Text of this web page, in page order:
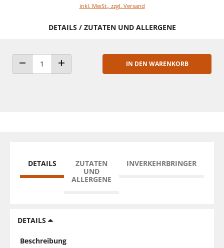
inkl. MwSt., zzgl. Versand
DETAILS / ZUTATEN UND ALLERGENE
ANZAHL VERRINGERNANZAHL ERHÖHEN
IN DEN WARENKORB
DETAILS
ZUTATEN
UND
ALLERGENE
INVERKEHRBRINGER
DETAILS
Beschreibung